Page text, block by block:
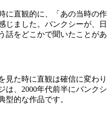
に直観的に、「あの当時の作
じました。バンクシーが、日
話をどこかで聞いたことがあ
た時に直観は確信に変わり
は、2000年代前半にバンクシ
型的な作品です。